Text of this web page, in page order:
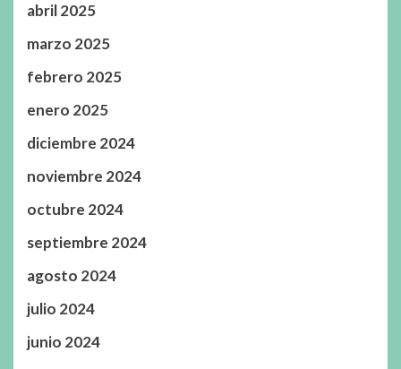
abril 2025
marzo 2025
febrero 2025
enero 2025
diciembre 2024
noviembre 2024
octubre 2024
septiembre 2024
agosto 2024
julio 2024
junio 2024